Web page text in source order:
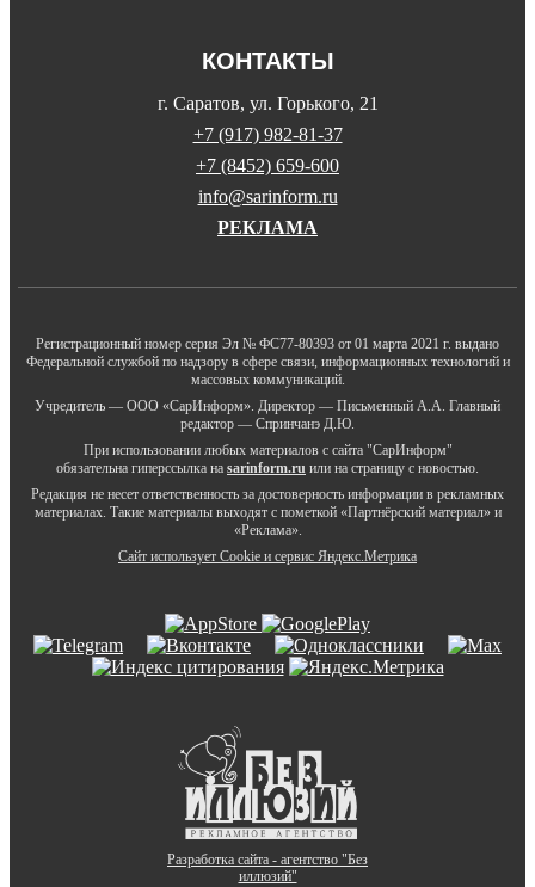
КОНТАКТЫ
г. Саратов, ул. Горького, 21
+7 (917) 982-81-37
+7 (8452) 659-600
info@sarinform.ru
РЕКЛАМА
Регистрационный номер серия Эл № ФС77-80393 от 01 марта 2021 г. выдано
Федеральной службой по надзору в сфере связи, информационных технологий и
массовых коммуникаций.
Учредитель — ООО «СарИнформ». Директор — Письменный А.А. Главный
редактор — Спринчанэ Д.Ю.
При использовании любых материалов с сайта "СарИнформ"
обязательна гиперссылка на sarinform.ru или на страницу с новостью.
Редакция не несет ответственность за достоверность информации в рекламных
материалах. Такие материалы выходят с пометкой «Партнёрский материал» и
«Реклама».
Сайт использует Cookie и сервиc Яндекс.Метрика
Разработка сайта - агентство "Без
иллюзий"